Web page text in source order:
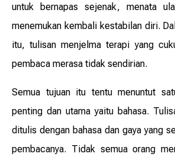
untuk bernapas sejenak, menata
menemukan kembali kestabilan diri.
itu, tulisan menjelma terapi yang
pembaca merasa tidak sendirian.
Semua tujuan itu tentu menuntut
penting dan utama yaitu bahasa.
ditulis dengan bahasa dan gaya yang
pembacanya. Tidak semua orang